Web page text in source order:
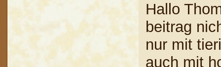
Hallo
beitrag
nur mit
auch mit